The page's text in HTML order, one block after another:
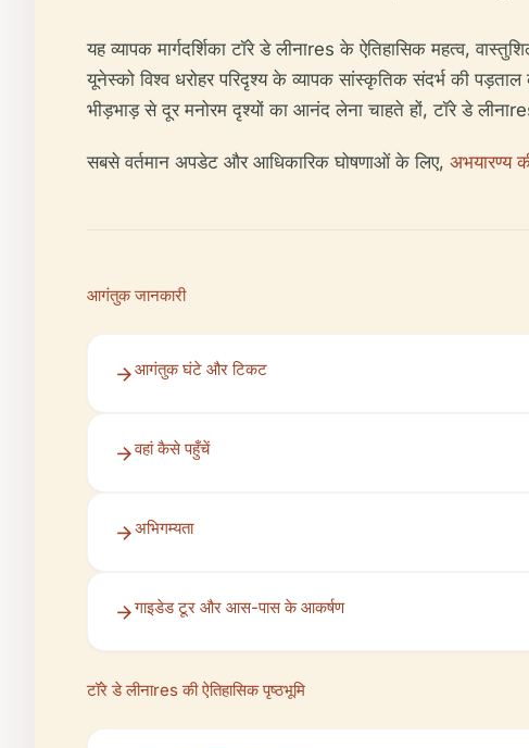
यह व्यापक मार्गदर्शिका टॉरे डे लीनाres के ऐतिहासिक महत्व,
यूनेस्को विश्व धरोहर परिदृश्य के व्यापक सांस्कृतिक संदर्भ की
भीड़भाड़ से दूर मनोरम दृश्यों का आनंद लेना चाहते हों, टॉरे डे
सबसे वर्तमान अपडेट और आधिकारिक घोषणाओं के लिए, अभयारण्य
आगंतुक जानकारी
आगंतुक घंटे और टिकट
वहां कैसे पहुँचें
अभिगम्यता
गाइडेड टूर और आस-पास के आकर्षण
टॉरे डे लीनाres की ऐतिहासिक पृष्ठभूमि